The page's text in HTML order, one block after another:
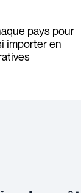
pays pour
importer en